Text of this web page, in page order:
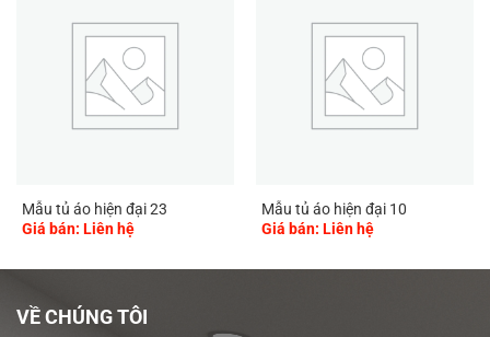
Mẫu tủ áo hiện đại 23
Giá bán: Liên hệ
Mẫu tủ áo hiện đại 10
Giá bán: Liên hệ
VỀ CHÚNG TÔI